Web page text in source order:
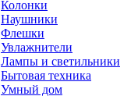
Колонки
Наушники
Флешки
Увлажнители
Лампы и светильники
Бытовая техника
Умный дом